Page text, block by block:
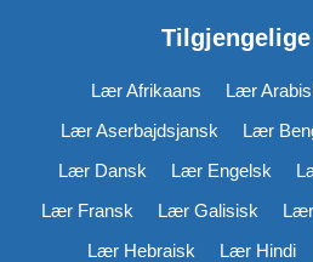
Lær Afrikaans Lær
Lær Aserbajdsjansk
Lær
Lær Dansk
Lær Engelsk
Lær Fransk
Lær Galisisk
Lær Hebraisk
Lær Hindi